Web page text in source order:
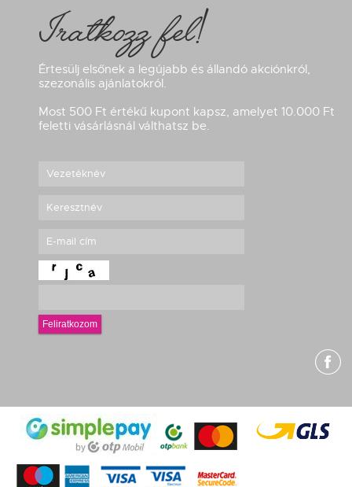
Iratkozz fel!
Értesülj elsőnek a legújabb és állandó akciónkról,
szezonális ajánlatokról.
Most 500 Ft értékű kupont kapsz, amelyet 10.000 Ft
feletti vásárlásnál válthatsz be.
Feliratkozom
g